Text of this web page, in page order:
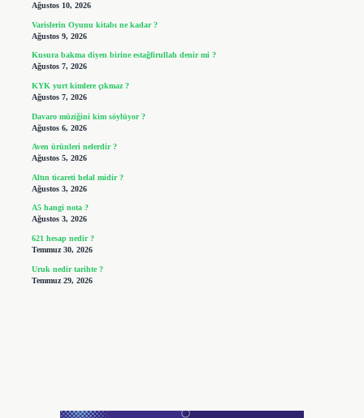
Ağustos 10, 2026
Varislerin Oyunu kitabı ne kadar ?
Ağustos 9, 2026
Kusura bakma diyen birine estağfirullah denir mi ?
Ağustos 7, 2026
KYK yurt kimlere çıkmaz ?
Ağustos 7, 2026
Davaro müziğini kim söylüyor ?
Ağustos 6, 2026
Aven ürünleri nelerdir ?
Ağustos 5, 2026
Altın ticareti helal midir ?
Ağustos 3, 2026
A5 hangi nota ?
Ağustos 3, 2026
621 hesap nedir ?
Temmuz 30, 2026
Uruk nedir tarihte ?
Temmuz 29, 2026